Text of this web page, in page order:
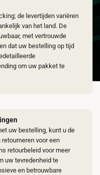
de levertijden variëren
van het land. De
met vertrouwde
dat uw bestelling op tijd
om uw pakket te
uw bestelling, kunt u de
voor een
retourbeleid voor meer
uw tevredenheid te
en betrouwbare